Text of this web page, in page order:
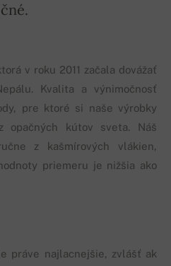
v roku 2011 začala dovážať
Kvalita a výnimočnosť
pre ktoré si naše výrobky
opačných kútov sveta. Náš
z kašmírových vlákien,
priemeru je nižšia ako
práve najlacnejšie, zvlášť ak